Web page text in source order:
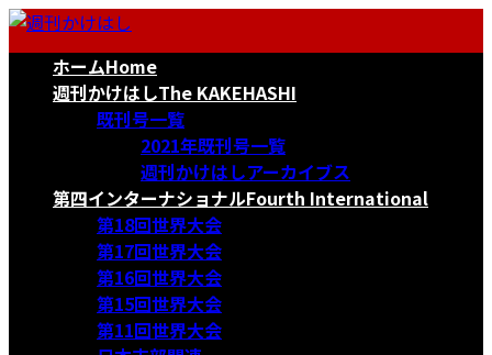
コ
ナ
ホームHome
週刊かけはしThe KAKEHASHI
既刊号一覧
2021年既刊号一覧
週刊かけはしアーカイブス
第四インターナショナルFourth International
第18回世界大会
第17回世界大会
第16回世界大会
第15回世界大会
第11回世界大会